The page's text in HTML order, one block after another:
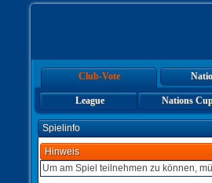
Club-Vote
League Nations
Spielinfo
Hinweis
Um am Spiel teilnehmen zu können,